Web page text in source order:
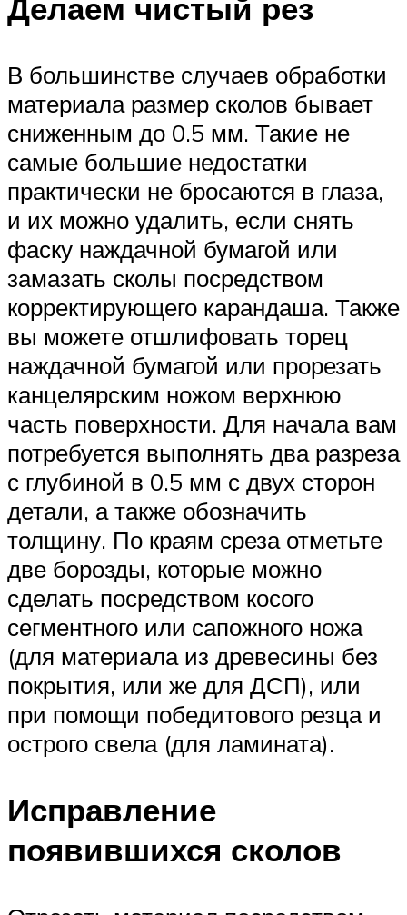
Делаем чистый рез
В большинстве случаев обработки
материала размер сколов бывает
сниженным до 0.5 мм. Такие не
самые большие недостатки
практически не бросаются в глаза,
и их можно удалить, если снять
фаску наждачной бумагой или
замазать сколы посредством
корректирующего карандаша. Также
вы можете отшлифовать торец
наждачной бумагой или прорезать
канцелярским ножом верхнюю
часть поверхности. Для начала вам
потребуется выполнять два разреза
с глубиной в 0.5 мм с двух сторон
детали, а также обозначить
толщину. По краям среза отметьте
две борозды, которые можно
сделать посредством косого
сегментного или сапожного ножа
(для материала из древесины без
покрытия, или же для ДСП), или
при помощи победитового резца и
острого свела (для ламината).
Исправление
появившихся сколов